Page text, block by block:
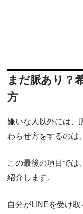
まだ脈あり？
方
嫌いな人以外には、
わらせ方をするのは
この最後の項目では
紹介します。
自分がLINEを受け